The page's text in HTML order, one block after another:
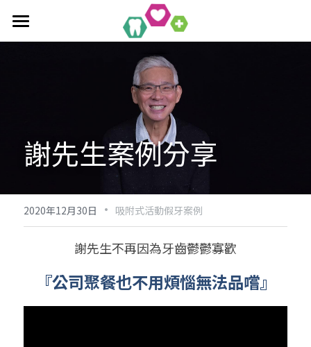
首頁
單科/多顆植牙療程
All-On-4/6一日全口重建
覆蓋性義齒
數位導引植牙
吸附式活動假牙
吸附式假牙作品集
植牙相關作品集
醫療新知
聯絡均潔
謝先生案例分享
2020年12月30日 · 吸附式活動假牙案例
謝先生不再因為牙齒鬱鬱寡歡
『公司聚餐也不用煩惱無法品嚐』